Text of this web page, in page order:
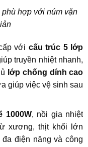
hợp với núm vặn
với cấu trúc 5 lớp
truyền nhiệt nhanh,
lớp chống dính cao
giúp việc vệ sinh sau
1000W, nồi gia nhiệt
xương, thịt khối lớn
điện năng và công